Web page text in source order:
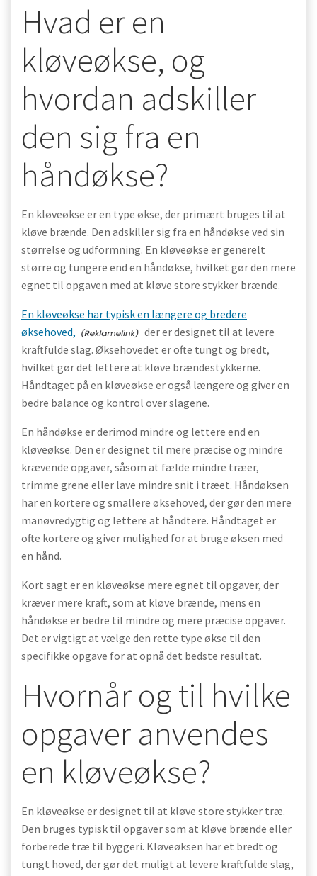
Hvad er en
kløveøkse, og
hvordan adskiller
den sig fra en
håndøkse?
En kløveøkse er en type økse, der primært bruges til at
kløve brænde. Den adskiller sig fra en håndøkse ved sin
størrelse og udformning. En kløveøkse er generelt
større og tungere end en håndøkse, hvilket gør den mere
egnet til opgaven med at kløve store stykker brænde.
En kløveøkse har typisk en længere og bredere
øksehoved,
der er designet til at levere
kraftfulde slag. Øksehovedet er ofte tungt og bredt,
hvilket gør det lettere at kløve brændestykkerne.
Håndtaget på en kløveøkse er også længere og giver en
bedre balance og kontrol over slagene.
En håndøkse er derimod mindre og lettere end en
kløveøkse. Den er designet til mere præcise og mindre
krævende opgaver, såsom at fælde mindre træer,
trimme grene eller lave mindre snit i træet. Håndøksen
har en kortere og smallere øksehoved, der gør den mere
manøvredygtig og lettere at håndtere. Håndtaget er
ofte kortere og giver mulighed for at bruge øksen med
en hånd.
Kort sagt er en kløveøkse mere egnet til opgaver, der
kræver mere kraft, som at kløve brænde, mens en
håndøkse er bedre til mindre og mere præcise opgaver.
Det er vigtigt at vælge den rette type økse til den
specifikke opgave for at opnå det bedste resultat.
Hvornår og til hvilke
opgaver anvendes
en kløveøkse?
En kløveøkse er designet til at kløve store stykker træ.
Den bruges typisk til opgaver som at kløve brænde eller
forberede træ til byggeri. Kløveøksen har et bredt og
tungt hoved, der gør det muligt at levere kraftfulde slag,